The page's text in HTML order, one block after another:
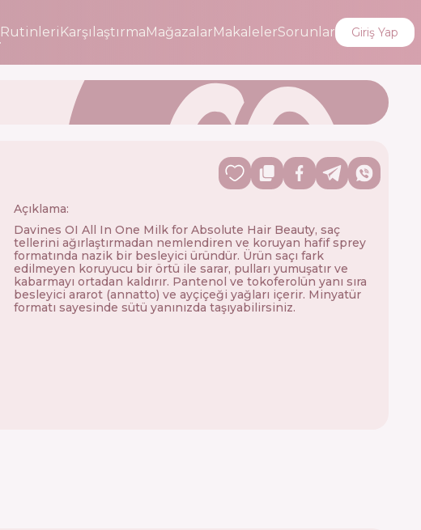
Rutinleri KarşılaştırmaMağazalarMakalelerSorunlar Giriş Yap
Açıklama:
Davines OI All In One Milk for Absolute Hair Beauty, saç
tellerini ağırlaştırmadan nemlendiren ve koruyan hafif sprey
formatında nazik bir besleyici üründür. Ürün saçı fark
edilmeyen koruyucu bir örtü ile sarar, pulları yumuşatır ve
kabarmayı ortadan kaldırır. Pantenol ve tokoferolün yanı sıra
besleyici ararot (annatto) ve ayçiçeği yağları içerir. Minyatür
formatı sayesinde sütü yanınızda taşıyabilirsiniz.